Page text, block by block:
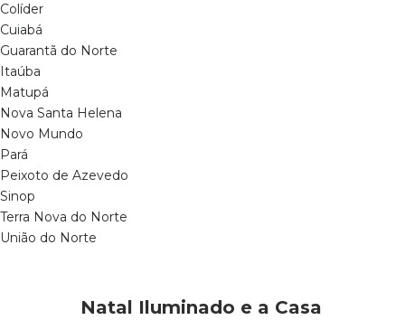
Colíder
Cuiabá
Guarantã do Norte
Itaúba
Matupá
Nova Santa Helena
Novo Mundo
Pará
Peixoto de Azevedo
Sinop
Terra Nova do Norte
União do Norte
Natal Iluminado e a Casa